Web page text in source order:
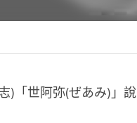
)「世阿弥(ぜあみ)」說